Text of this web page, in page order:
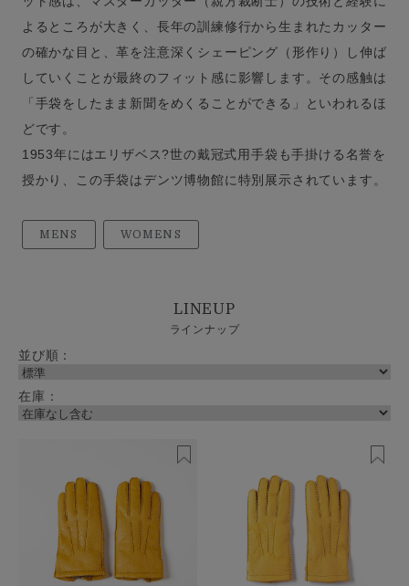
よるところが大きく、長年の訓練修行から生まれたカッター
の確かな目と、革を注意深くシェーピング（形作り）し伸ば
していくことが最終のフィット感に影響します。その感触は
「手袋をしたまま新聞をめくることができる」といわれるほ
どです。
1953年にはエリザベス?世の戴冠式用手袋も手掛ける名誉を
授かり、この手袋はデンツ博物館に特別展示されています。
MENS WOMENS
LINEUP
ラインナップ
並び順：
在庫：